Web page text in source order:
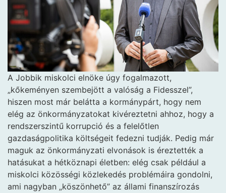
A Jobbik miskolci elnöke úgy fogalmazott,
„kőkeményen szembejött a valóság a Fidesszel”,
hiszen most már belátta a kormánypárt, hogy nem
elég az önkormányzatokat kivéreztetni ahhoz, hogy a
rendszerszintű korrupció és a felelőtlen
gazdaságpolitika költségeit fedezni tudják. Pedig már
maguk az önkormányzati elvonások is éreztették a
hatásukat a hétköznapi életben: elég csak például a
miskolci közösségi közlekedés problémáira gondolni,
ami nagyban „köszönhető” az állami finanszírozás